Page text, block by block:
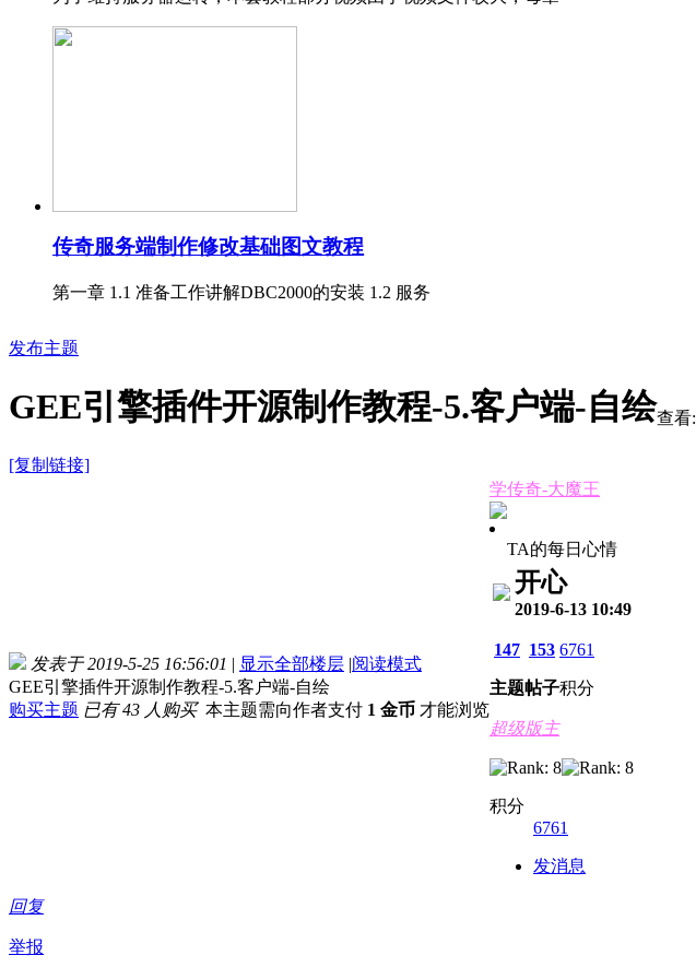
传奇服务端制作修改基础图文教程
第一章 1.1 准备工作讲解DBC2000的安装 1.2 服务
发布主题
GEE引擎插件开源制作教程-5.客户端-自绘
[复制链接]
查看:
发表于 2019-5-25 16:56:01 | 显示全部楼层 |阅读模式
GEE引擎插件开源制作教程-5.客户端-自绘
购买主题 已有 43 人购买 本主题需向作者支付 1 金币 才能浏览
学传奇-大魔王
TA的每日心情
开心
2019-6-13 10:49
147
主题
153
帖子
6761
积分
超级版主
积分
6761
发消息
回复
举报